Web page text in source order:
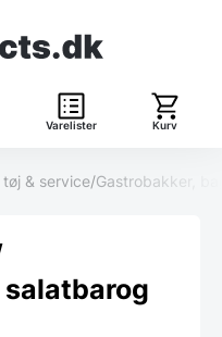
Varelister Kurv
& service/Gastrobakker,